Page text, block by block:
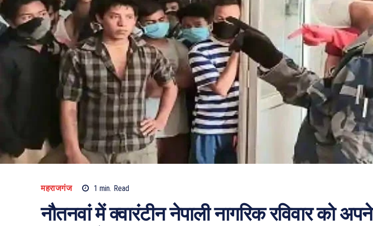
महराजगंज 1 min. Read
नौतनवां में क्वारंटीन नेपाली नागरिक रविवार को अपने